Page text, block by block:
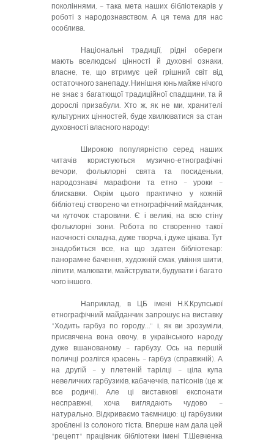
поколіннями, – така мета наших бібліотекарів у
роботі з народознавством. А ця тема для нас
особлива.
Національні традиції, рідні обереги
мають вселюдські цінності й духовні ознаки,
власне, те, що втримує цей грішний світ від
остаточного занепаду. Нинішня юнь майже нічого
не знає з багатющої традиційної спадщини, та й
дорослі призабули. Хто ж, як не ми, хранителі
культурних цінностей, буде хвилюватися за стан
духовності власного народу!
Широкою популярністю серед наших
читачів користуються музично-етнографічні
вечори, фольклорні свята та посиденьки,
народознавчі марафони та етно – уроки –
блискавки. Окрім цього практично у кожній
бібліотеці створено чи етнографічний майданчик,
чи куточок старовини. Є і великі, на всю стіну
фольклорні зони. Робота по створенню такої
наочності складна, дуже творча, і дуже цікава. Тут
знадобиться все, на що здатен бібліотекар:
панорамне бачення, художній смак, уміння шити,
ліпити, малювати, майструвати, будувати і багато
чого іншого.
Наприклад, в ЦБ імені Н.К.Крупської
етнографічний майданчик запрошує на виставку
"Ходить гарбуз по городу…" і, як ви зрозуміли,
присвячена вона овочу, в українського народу
дуже вшанованому – гарбузу. Ось на першій
поличці розлігся красень – гарбуз (справжній). А
на другій – у плетеній тарілці – ціла купа
невеличких гарбузиків, кабачечків, патісонів (це ж
все родичі). Але ці виставкові експонати
несправжні, хоча виглядають чудово –
натурально. Відкриваємо таємницю: ці гарбузики
зроблені із солоного тіста. Вперше нам дала цей
"рецепт" працівник бібліотеки імені Т.Шевченка